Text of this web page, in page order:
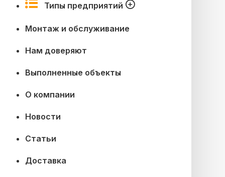
Типы предприятий
Монтаж и обслуживание
Нам доверяют
Выполненные объекты
О компании
Новости
Статьи
Доставка